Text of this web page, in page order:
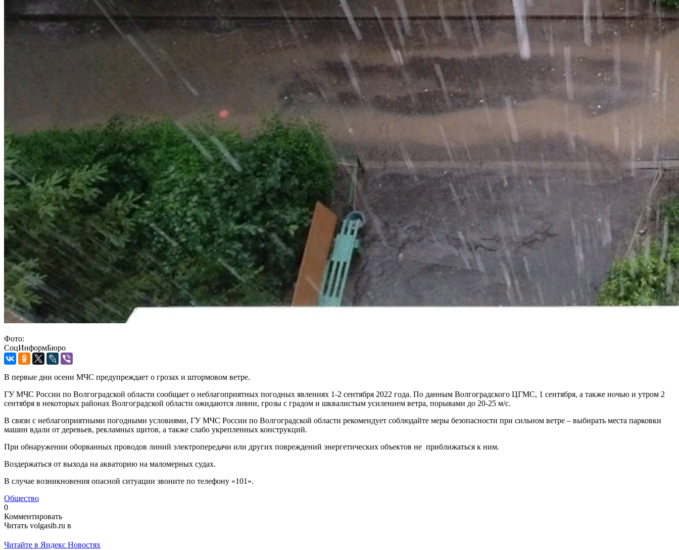
Фото:
СоцИнформБюро
В первые дни осени МЧС предупреждает о грозах и штормовом ветре.
ГУ МЧС России по Волгоградской области сообщает о неблагоприятных погодных явлениях 1-2 сентября 2022 года. По данным Волгоградского ЦГМС, 1 сентября, а также ночью и утром 2
сентября в некоторых районах Волгоградской области ожидаются ливни, грозы с градом и шквалистым усилением ветра, порывами до 20-25 м/с.
В связи с неблагоприятными погодными условиями, ГУ МЧС России по Волгоградской области рекомендует соблюдайте меры безопасности при сильном ветре – выбирать места парковки
машин вдали от деревьев, рекламных щитов, а также слабо укрепленных конструкций.
При обнаружении оборванных проводов линий электропередачи или других повреждений энергетических объектов не приближаться к ним.
Воздержаться от выхода на акваторию на маломерных судах.
В случае возникновения опасной ситуации звоните по телефону «101».
Общество
0
Комментировать
Читать volgasib.ru в
Читайте в Яндекс Новостях